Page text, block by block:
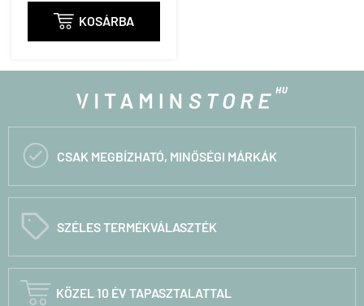
 KOSÁRBA
 CSAK MEGBÍZHATÓ, MINŐSÉGI MÁRKÁK
C SZÉLES TERMÉKVÁLASZTÉK
 KÖZEL 10 ÉV TAPASZTALATTAL